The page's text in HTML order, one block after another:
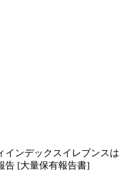
インデックスイレブンスは
告 [大量保有報告書]